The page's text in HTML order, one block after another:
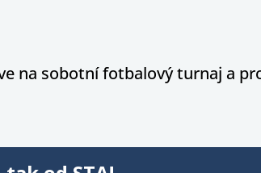
na sobotní fotbalový turnaj a